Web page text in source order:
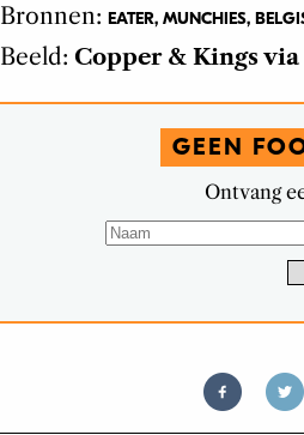
Bronnen: EATER, MUNCHIES,
Beeld: Copper & Kings
GEEN
Ontvang